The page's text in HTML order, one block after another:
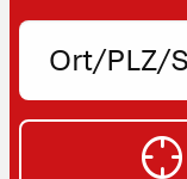
Ort,
oder
Straße